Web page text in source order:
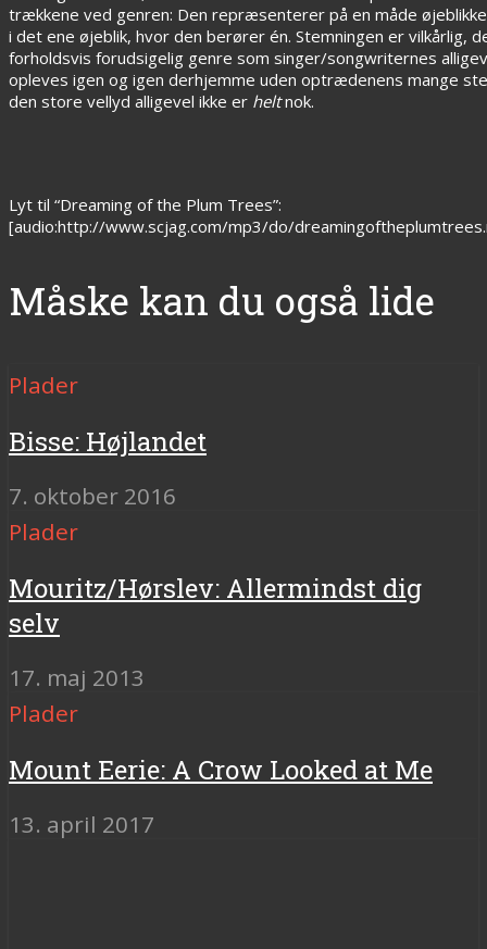
trækkene ved genren: Den repræsenterer på en måde
i det ene øjeblik, hvor den berører én. Stemningen er
forholdsvis forudsigelig genre som singer/songwriternes
opleves igen og igen derhjemme uden optrædenens mange
den store vellyd alligevel ikke er heltnok.
Lyt til “Dreaming of the Plum Trees”:
[audio:http://www.scjag.com/mp3/do/
Måske kan du også lide
Plader
Bisse: Højlandet
7. oktober 2016
Plader
Mouritz/Hørslev: Allermindst dig
selv
17. maj 2013
Plader
Mount Eerie: A Crow Looked at Me
13. april 2017